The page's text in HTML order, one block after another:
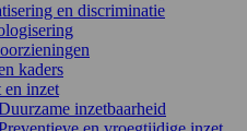
en discriminatie
kaders
en inzet
inzetbaarheid